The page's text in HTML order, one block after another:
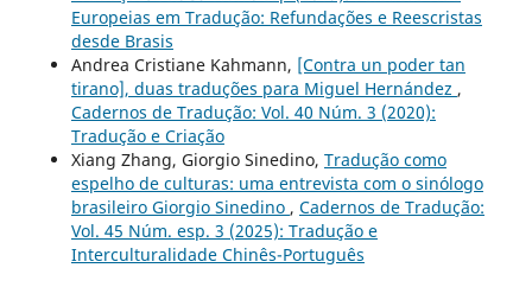
Europeias em Tradução: Refundações e Reescristas
desde Brasis
Andrea Cristiane Kahmann, [Contra un poder tan
tirano], duas traduções para Miguel Hernández ,
Cadernos de Tradução: Vol. 40 Núm. 3 (2020):
Tradução e Criação
Xiang Zhang, Giorgio Sinedino, Tradução como
espelho de culturas: uma entrevista com o sinólogo
brasileiro Giorgio Sinedino , Cadernos de Tradução:
Vol. 45 Núm. esp. 3 (2025): Tradução e
Interculturalidade Chinês-Português